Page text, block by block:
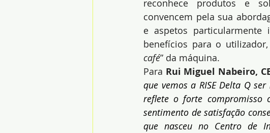
reconhece produtos e
convencem pela sua
e aspetos particularmente
benefícios para o
café” da máquina.
Para Rui Miguel Nabeiro,
que vemos a RISE Delta Q
reflete o forte compromisso
sentimento de satisfação
que nasceu no Centro de